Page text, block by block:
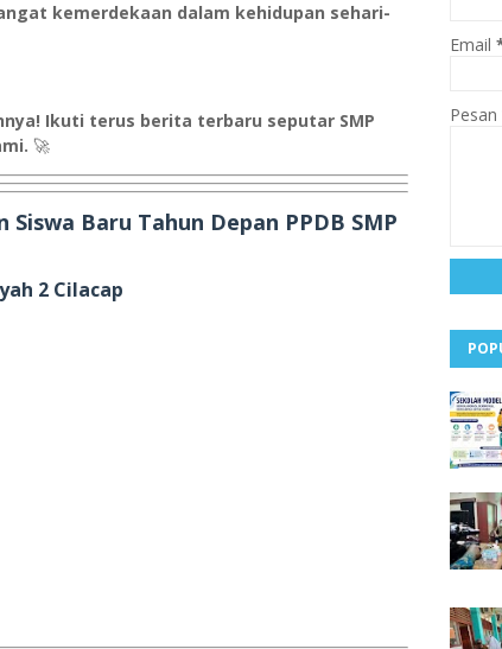
kemerdekaan dalam kehidupan sehari-
Ikuti terus berita terbaru seputar SMP
🚀
Baru Tahun Depan PPDB SMP
2 Cilacap
Email
Pesan